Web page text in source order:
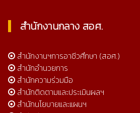
สำนักงานกลาง สอศ.
สำนักงานฯการอาชีวศึกษา (สอศ.)
สำนักอำนวยการ
สำนักความร่วมมือ
สำนักติดตามและประเมินผลฯ
สำนักนโยบายและแผนฯ